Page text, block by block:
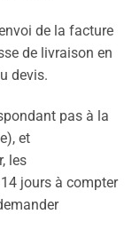
de la facture
de livraison en
devis.
pas à la
et
les
jours à compter